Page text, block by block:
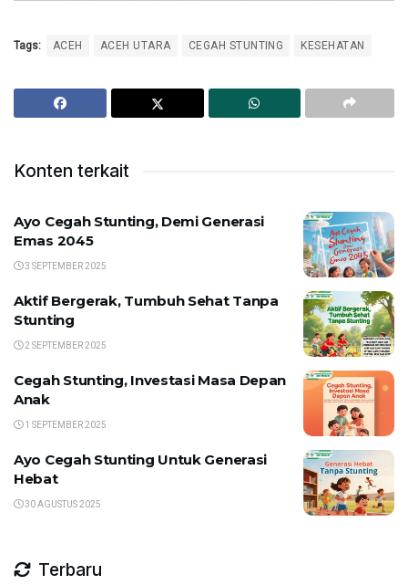
Tags: ACEH ACEH UTARA CEGAH STUNTING KESEHATAN
Konten terkait
Ayo Cegah Stunting, Demi Generasi
Emas 2045
3 SEPTEMBER 2025
Aktif Bergerak, Tumbuh Sehat Tanpa
Stunting
2 SEPTEMBER 2025
Cegah Stunting, Investasi Masa Depan
Anak
1 SEPTEMBER 2025
Ayo Cegah Stunting Untuk Generasi
Hebat
30 AGUSTUS 2025
Terbaru